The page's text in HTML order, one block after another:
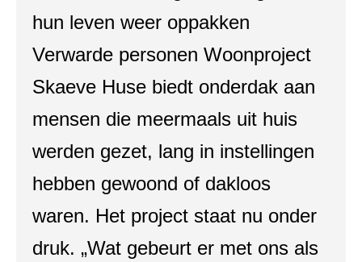
hun leven weer oppakken
Verwarde personen Woonproject
Skaeve Huse biedt onderdak aan
mensen die meermaals uit huis
werden gezet, lang in instellingen
hebben gewoond of dakloos
waren. Het project staat nu onder
druk. „Wat gebeurt er met ons als